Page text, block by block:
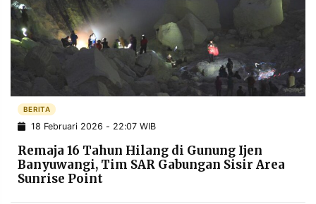
INFORMASI
PRIVACY BERITA
WARGA
INFORMASI
IKLAN
KIRIM
PENGADUAN TERM
SERVICE
BERITA
18 Februari 2026 - 22:07 WIB
Remaja 16 Tahun Hilang di Gunung Ijen
Banyuwangi, Tim SAR Gabungan Sisir Area
Sunrise Point